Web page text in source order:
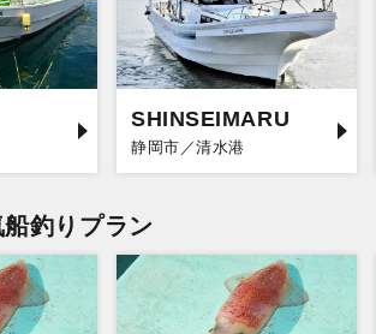
SHINSEIMARU
静岡市／清水港
釣りプラン